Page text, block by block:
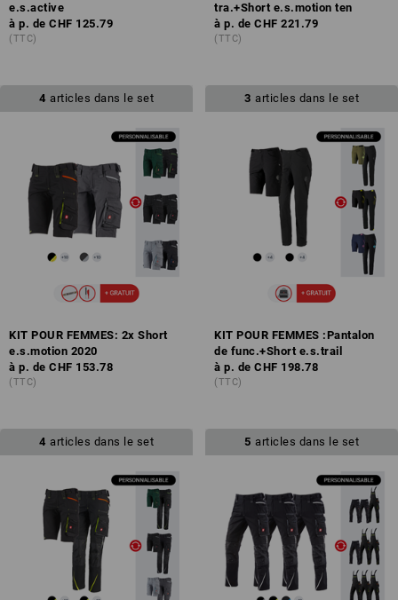
e.s.active
à p. de CHF 125.79
(TTC)
tra.+Short e.s.motion ten
à p. de CHF 221.79
(TTC)
4 articles dans le set
KIT POUR FEMMES: 2x Short
e.s.motion 2020
à p. de CHF 153.78
(TTC)
3 articles dans le set
KIT POUR FEMMES :Pantalon
de func.+Short e.s.trail
à p. de CHF 198.78
(TTC)
4 articles dans le set 5 articles dans le set